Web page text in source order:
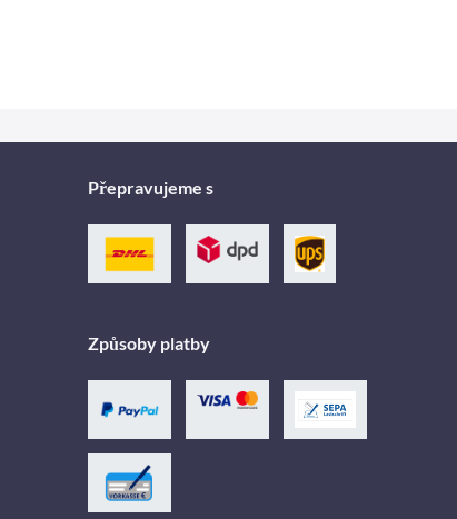
Přepravujeme s
Způsoby platby